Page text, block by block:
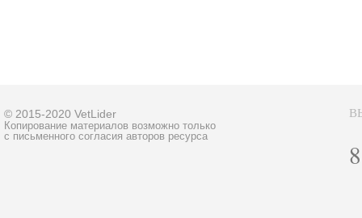
© 2015-2020 VetLider
Копирование материалов возможно только
с письменного согласия авторов ресурса